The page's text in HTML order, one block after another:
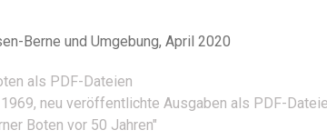
Berne und Umgebung, April 2020
als PDF-Dateien
neu veröffentlichte Ausgaben als PDF-
Boten vor 50 Jahren"